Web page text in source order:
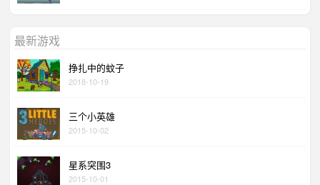
最新游戏
挣扎中的蚊子
2018-10-19
三个小英雄
2015-10-02
星系突围3
2015-10-01